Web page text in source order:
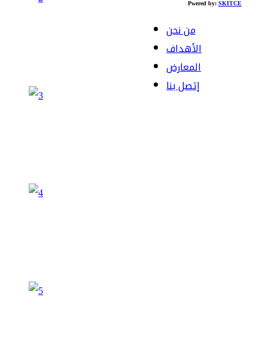
Pwered by:SKITCE
من نحن
الأهداف
المعارض
إتصل بنا